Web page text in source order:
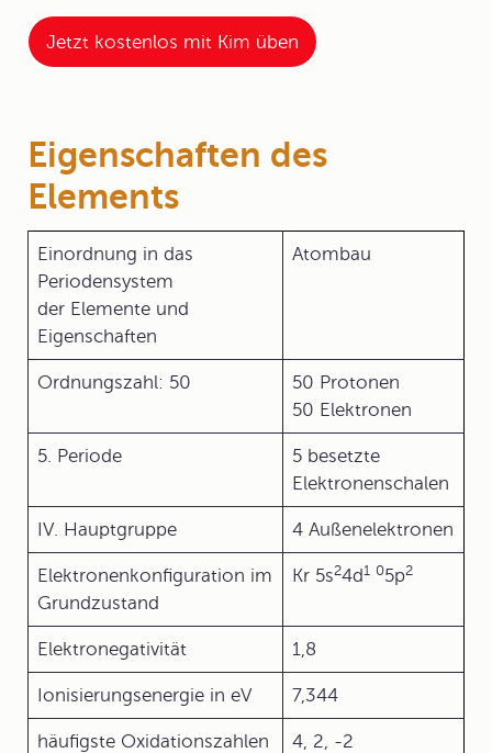
Jetzt kostenlos mit Kim üben
Eigenschaften des
Elements
Einordnung in das
Periodensystem
der Elemente und
Eigenschaften
Atombau
Ordnungszahl: 50
50 Protonen
50 Elektronen
5. Periode
5 besetzte
Elektronenschalen
IV. Hauptgruppe 4 Außenelektronen
Elektronenkonfiguration im
Grundzustand
Kr 5s24d1 05p2
Elektronegativität 1,8
Ionisierungsenergie in eV 7,344
häufigste Oxidationszahlen 4, 2, -2